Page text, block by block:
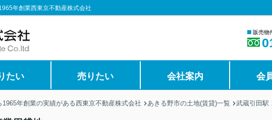
年創業西東京不動産株式会社
■ 販売物
たい 売りたい 会社案内 会
年創業の実績がある西東京不動産株式会社 あきる野市の土地(賃貸)一覧 武蔵引田駅